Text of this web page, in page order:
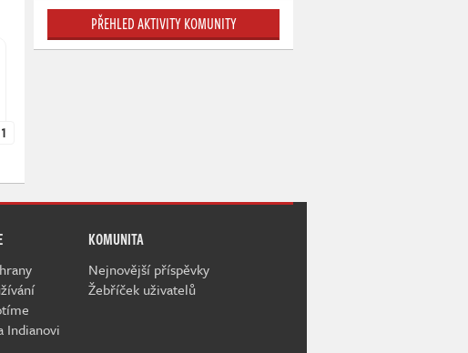
1
PŘEHLED AKTIVITY KOMUNITY
Indianovi
KOMUNITA
Nejnovější příspěvky
Žebříček uživatelů